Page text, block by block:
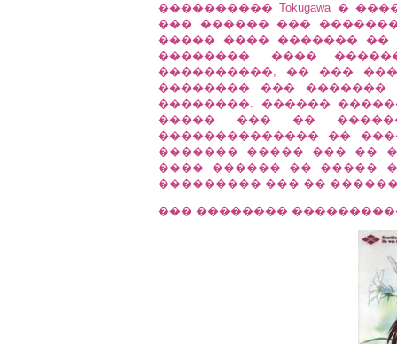
���������� Tokugawa �
��� ������ ���
����� ���� �������
��������. ����
����������, �� ���
�������� ��� �������
��������. ������
����� ��� ��
�������������� ��
������� ����� ��� ��
���� ������ �� �����
��������� ��� ��
��� �������� ����������: